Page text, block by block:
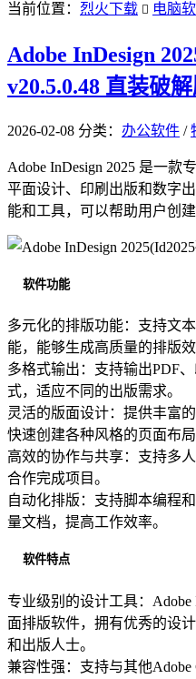
当前位置： 烈火下载  电脑
Adobe InDesign
v20.5.0.48 直装破
2026-02-08 分类： 办公软件 /
Adobe InDesign 2025 是一款
平面设计、印刷出版和数字
能和工具，可以帮助用户创
软件功能
多元化的排版功能：支持文
能，能够生成高质量的排版效
多格式输出：支持输出PDF
式，适应不同的出版需求。
灵活的版面设计：提供丰富
快速创建各种风格的页面布局
高效的协作与共享：支持多
合作完成项目。
自动化排版：支持脚本编程
量文档，提高工作效率。
软件特点
专业级别的设计工具：Adobe
面排版软件，拥有优秀的设
和出版人士。
兼容性强：支持与其他Adobe